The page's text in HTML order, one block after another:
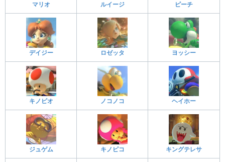
マリオ ルイージ ピーチ
デイジー ロゼッタ ヨッシー
キノピオ ノコノコ ヘイホー
ジュゲム キノピコ キングテレサ